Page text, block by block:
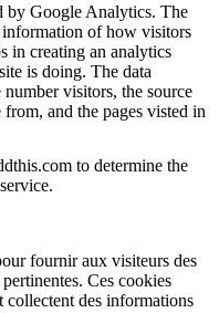
by Google Analytics. The
information of how visitors
in creating an analytics
is doing. The data
visitors, the source
and the pages visted in
to determine the
fournir aux visiteurs des
Ces cookies
collectent des informations